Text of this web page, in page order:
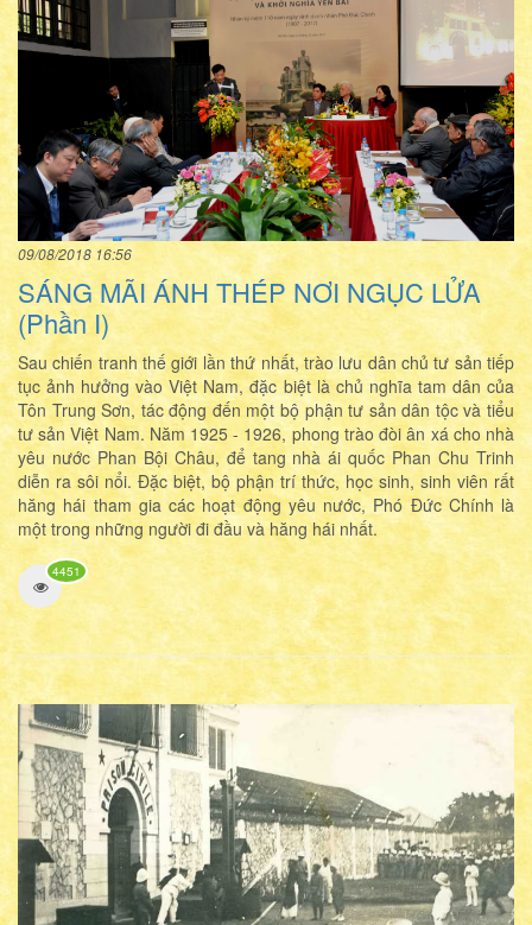
09/08/2018 16:56
SÁNG MÃI ÁNH THÉP NƠI NGỤC LỬA
(Phần I)
Sau chiến tranh thế giới lần thứ nhất, trào lưu dân chủ tư sản tiếp
tục ảnh hưởng vào Việt Nam, đặc biệt là chủ nghĩa tam dân của
Tôn Trung Sơn, tác động đến một bộ phận tư sản dân tộc và tiểu
tư sản Việt Nam. Năm 1925 - 1926, phong trào đòi ân xá cho nhà
yêu nước Phan Bội Châu, để tang nhà ái quốc Phan Chu Trinh
diễn ra sôi nổi. Đặc biệt, bộ phận trí thức, học sinh, sinh viên rất
hăng hái tham gia các hoạt động yêu nước, Phó Đức Chính là
một trong những người đi đầu và hăng hái nhất.
4451